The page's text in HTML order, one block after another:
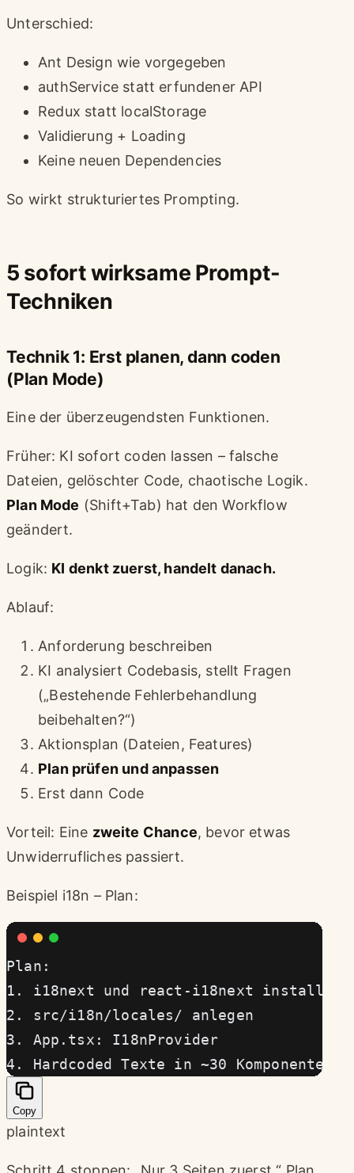
Unterschied:
Ant Design wie vorgegeben
authService statt erfundener API
Redux statt localStorage
Validierung + Loading
Keine neuen Dependencies
So wirkt strukturiertes Prompting.
5 sofort wirksame Prompt-
Techniken
Technik 1: Erst planen, dann coden
(Plan Mode)
Eine der überzeugendsten Funktionen.
Früher: KI sofort coden lassen – falsche
Dateien, gelöschter Code, chaotische Logik.
Plan Mode (Shift+Tab) hat den Workflow
geändert.
Logik: KI denkt zuerst, handelt danach.
Ablauf:
Anforderung beschreiben
KI analysiert Codebasis, stellt Fragen
(„Bestehende Fehlerbehandlung
beibehalten?“)
Aktionsplan (Dateien, Features)
Plan prüfen und anpassen
Erst dann Code
Vorteil: Eine zweite Chance, bevor etwas
Unwiderrufliches passiert.
Beispiel i18n – Plan:
Plan:
1. i18next und react-i18next
2. src/i18n/locales/ anlegen
3. App.tsx: I18nProvider
4. Hardcoded Texte in ~30 Komponenten
Copy
plaintext